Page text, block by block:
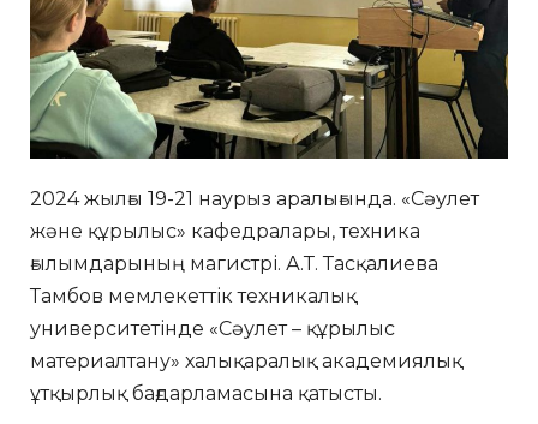
2024 жылғы 19-21 наурыз аралығында. «Сәулет
және құрылыс» кафедралары, техника
ғылымдарының магистрі. А.Т. Тасқалиева
Тамбов мемлекеттік техникалық
университетінде «Сәулет – құрылыс
материалтану» халықаралық академиялық
ұтқырлық бағдарламасына қатысты.